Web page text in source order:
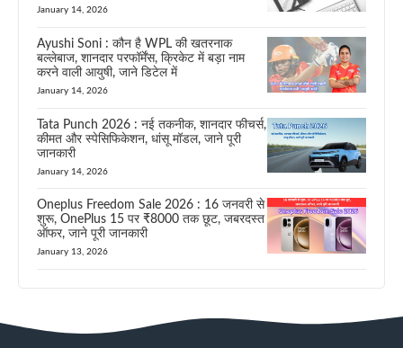
January 14, 2026
Ayushi Soni : कौन है WPL की खतरनाक
बल्लेबाज, शानदार परफॉर्मेंस, क्रिकेट में बड़ा नाम
करने वाली आयुषी, जाने डिटेल में
January 14, 2026
Tata Punch 2026 : नई तकनीक, शानदार फीचर्स,
कीमत और स्पेसिफिकेशन, धांसू मॉडल, जाने पूरी
जानकारी
January 14, 2026
Oneplus Freedom Sale 2026 : 16 जनवरी से
शुरू, OnePlus 15 पर ₹8000 तक छूट, जबरदस्त
ऑफर, जाने पूरी जानकारी
January 13, 2026